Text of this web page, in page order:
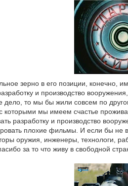
зерно в его позиции, конечно,
и производство
дело, то мы бы жили совсем по
которыми мы имеем счастье
разработку и производство
плохие фильмы. И если бы не
оружия, инженеры, технологи,
за то что живу в свободной